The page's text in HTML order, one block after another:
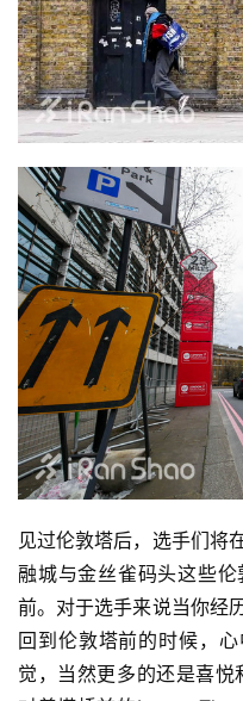
见过伦敦塔后，选手们将
融城与金丝雀码头这些
前。对于选手来说当你经
回到伦敦塔前的时候，
觉，当然更多的还是喜